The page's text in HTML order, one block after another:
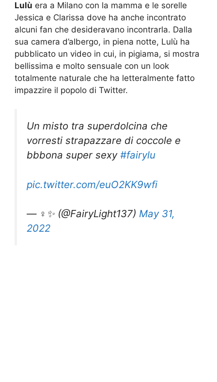
Lulù era a Milano con la mamma e le sorelle
Jessica e Clarissa dove ha anche incontrato
alcuni fan che desideravano incontrarla. Dalla
sua camera d’albergo, in piena notte, Lulù ha
pubblicato un video in cui, in pigiama, si mostra
bellissima e molto sensuale con un look
totalmente naturale che ha letteralmente fatto
impazzire il popolo di Twitter.
Un misto tra superdolcina che
vorresti strapazzare di coccole e
bbbona super sexy #fairylu
pic.twitter.com/euO2KK9wfi
— ‍♀️✨ (@FairyLight137) May 31,
2022